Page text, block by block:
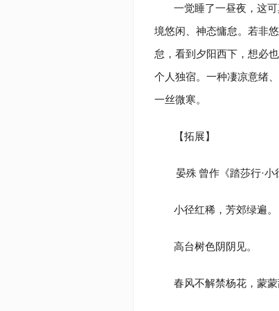
一觉睡了一昼夜，这
境悠闲、神态慵怠。若非
怠，看到夕阳西下，想必
个人独宿。一种凄凉意绪
一丝微寒。
【拓展】
晏殊 曾作《踏莎行·
小径红稀，芳郊绿遍。
高台树色阴阴见。
春风不解禁杨花，蒙蒙